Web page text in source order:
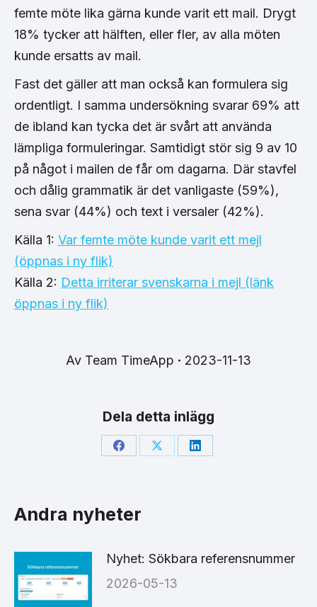
femte möte lika gärna kunde varit ett mail. Drygt
18% tycker att hälften, eller fler, av alla möten
kunde ersatts av mail.
Fast det gäller att man också kan formulera sig
ordentligt. I samma undersökning svarar 69% att
de ibland kan tycka det är svårt att använda
lämpliga formuleringar. Samtidigt stör sig 9 av 10
på något i mailen de får om dagarna. Där stavfel
och dålig grammatik är det vanligaste (59%),
sena svar (44%) och text i versaler (42%).
Källa 1: Var femte möte kunde varit ett mejl
(öppnas i ny flik)
Källa 2: Detta irriterar svenskarna i mejl (länk
öppnas i ny flik)
Av Team TimeApp 2023-11-13
Dela detta inlägg
Share Share Share
Andra nyheter
Nyhet: Sökbara referensnummer
2026-05-13